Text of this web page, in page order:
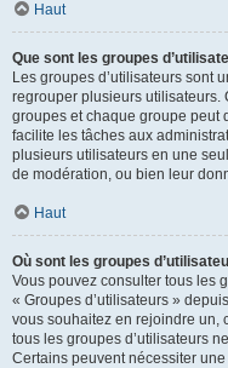
Haut
Que sont les groupes
Les groupes d’utilisateurs sont
regrouper plusieurs
groupes et chaque groupe peut
facilite les tâches aux
plusieurs utilisateurs en une
de modération, ou bien leur
Haut
Où sont les groupes
Vous pouvez consulter tous les
« Groupes d’utilisateurs »
vous souhaitez en rejoindre un,
tous les groupes d’utilisateurs
Certains peuvent nécessiter